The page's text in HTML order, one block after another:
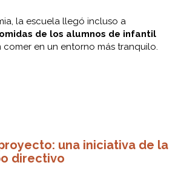
la escuela llegó incluso a
de los alumnos de infantil
en un entorno más tranquilo.
una iniciativa de la
directivo